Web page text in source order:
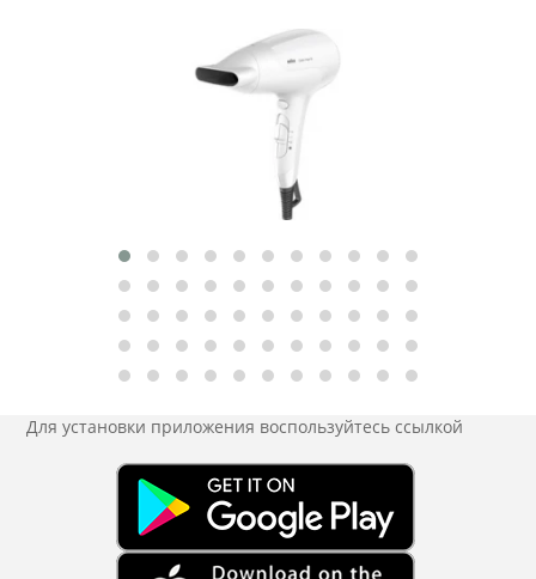
Для установки приложения воспользуйтесь ссылкой